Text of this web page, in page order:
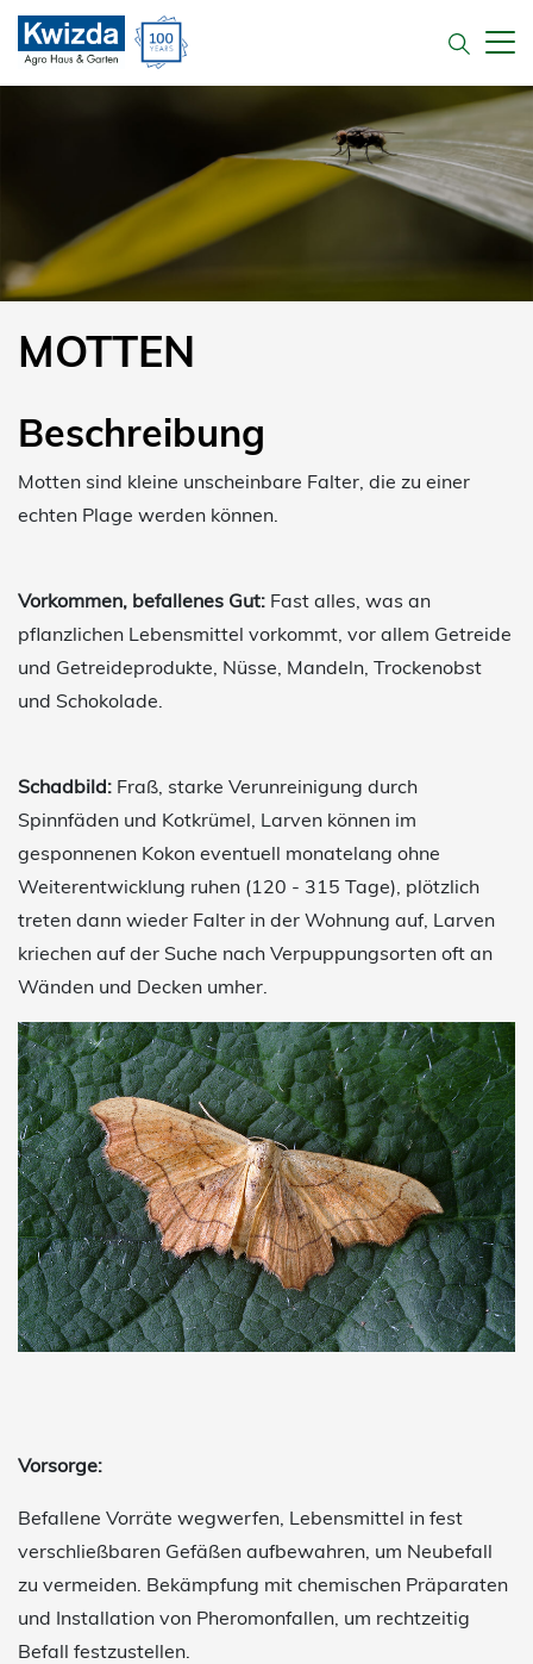
MOTTEN
Beschreibung
Motten sind kleine unscheinbare Falter, die zu einer
echten Plage werden können.
Vorkommen, befallenes Gut: Fast alles, was an
pflanzlichen Lebensmittel vorkommt, vor allem Getreide
und Getreideprodukte, Nüsse, Mandeln, Trockenobst
und Schokolade.
Schadbild: Fraß, starke Verunreinigung durch
Spinnfäden und Kotkrümel, Larven können im
gesponnenen Kokon eventuell monatelang ohne
Weiterentwicklung ruhen (120 - 315 Tage), plötzlich
treten dann wieder Falter in der Wohnung auf, Larven
kriechen auf der Suche nach Verpuppungsorten oft an
Wänden und Decken umher.
Vorsorge:
Befallene Vorräte wegwerfen, Lebensmittel in fest
verschließbaren Gefäßen aufbewahren, um Neubefall
zu vermeiden. Bekämpfung mit chemischen Präparaten
und Installation von Pheromonfallen, um rechtzeitig
Befall festzustellen.